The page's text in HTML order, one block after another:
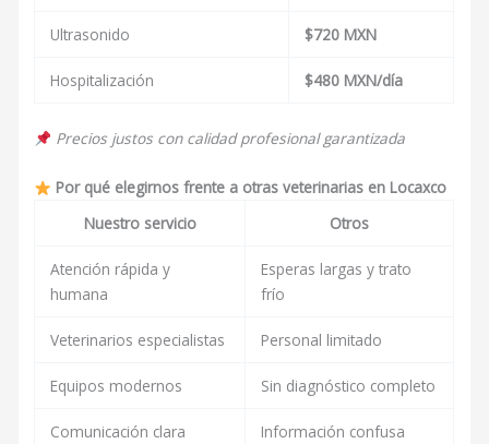
Ultrasonido $720 MXN
Hospitalización $480 MXN/día
Precios justos con calidad profesional garantizada
Por qué elegirnos frente a otras veterinarias en Locaxco
Nuestro servicio
Otros
Atención rápida y
humana
Esperas largas y trato
frío
Veterinarios especialistas Personal limitado
Equipos modernos Sin diagnóstico completo
Comunicación clara Información confusa